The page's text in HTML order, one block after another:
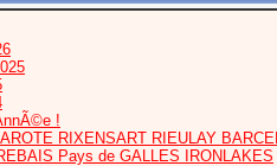
!
RIXENSART RIEULAY
Pays de GALLES IRONLAKES